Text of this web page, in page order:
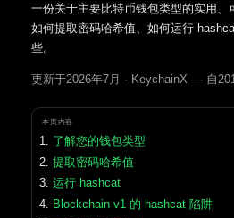
一份关于主要比特币钱包类型的实用
如何提取密码哈希值、如何运行
些。
更新于2026年7月 · KeychainX — 自
本页内容
了解您的钱包类型
提取密码哈希值
运行 hashcat
Blockchain v1 的 hashcat 陷阱